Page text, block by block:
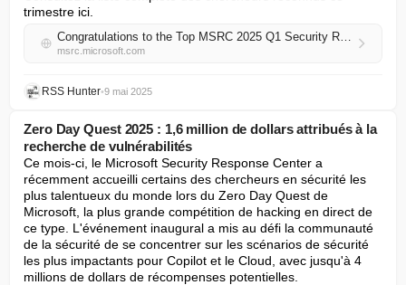
trimestre ici.
Congratulations to the Top MSRC 2025 Q1 Security Researchers!
msrc.microsoft.com
RSS Hunter•9 mai 2025
Zero Day Quest 2025 : 1,6 million de dollars attribués à la
recherche de vulnérabilités
Ce mois-ci, le Microsoft Security Response Center a
récemment accueilli certains des chercheurs en sécurité les
plus talentueux du monde lors du Zero Day Quest de
Microsoft, la plus grande compétition de hacking en direct de
ce type. L'événement inaugural a mis au défi la communauté
de la sécurité de se concentrer sur les scénarios de sécurité
les plus impactants pour Copilot et le Cloud, avec jusqu'à 4
millions de dollars de récompenses potentielles.